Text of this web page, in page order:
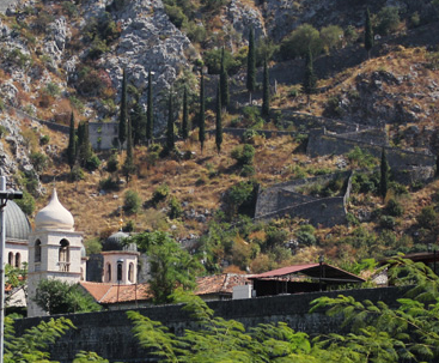
This page can't load Google Maps correctly.
Do you own this website? OK